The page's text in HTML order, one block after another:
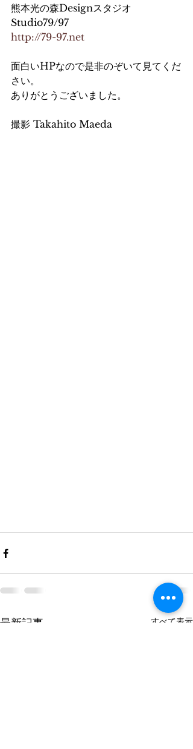
熊本光の森Designスタジオ
Studio79/97
http://79-97.net
面白いHPなので是非のぞいて見てくだ
さい。
ありがとうございました。
撮影 Takahito Maeda
最新記事 すべて表示